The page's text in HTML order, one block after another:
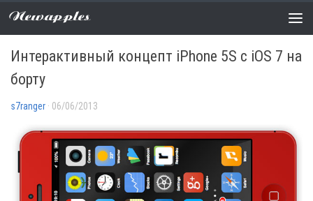
Newapples
НОВОСТИ 0 COMMENTS
Интерактивный концепт iPhone 5S с iOS 7 на
борту
s7ranger · 06/06/2013